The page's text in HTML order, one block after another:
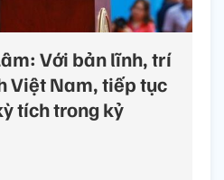
Với bản lĩnh, trí
Việt Nam, tiếp tục
tích trong kỷ